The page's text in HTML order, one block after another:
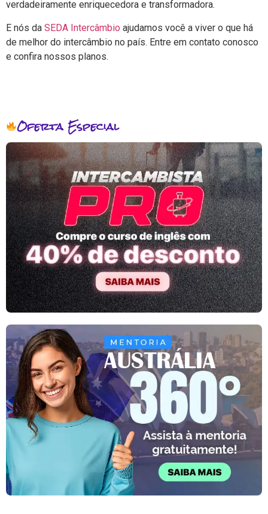
verdadeiramente enriquecedora e transformadora.
E nós da SEDA Intercâmbio ajudamos você a viver o que há
de melhor do intercâmbio no país. Entre em contato conosco
e confira nossos planos.
Oferta Especial